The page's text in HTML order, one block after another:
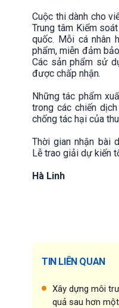
Cuộc thi dành cho
Trung tâm Kiểm
quốc. Mỗi cá nhân
phẩm, miễn đảm
Các sản phẩm sử
được chấp nhận.
Những tác phẩm
trong các chiến
chống tác hại của
Thời gian nhận bài
Lễ trao giải dự kiến
Hà Linh
TIN LIÊN QUAN
Xây dựng môi
quả sau hơn